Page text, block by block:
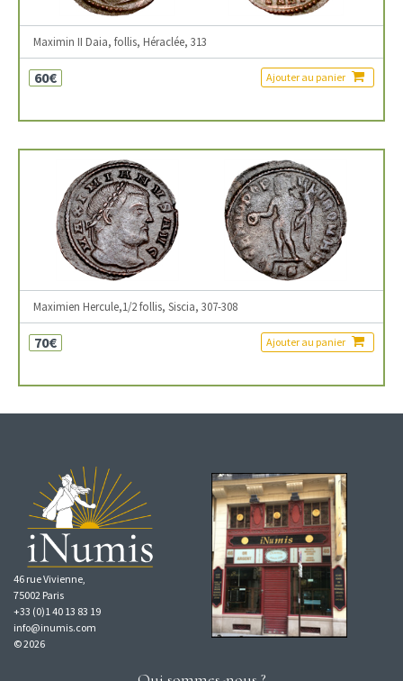
Maximin II Daia, follis, Héraclée, 313
60€ Ajouter au panier
Maximien Hercule,1/2 follis, Siscia, 307-308
70€ Ajouter au panier
46 rue Vivienne,
75002 Paris
+33 (0)1 40 13 83 19
info@inumis.com
© 2026